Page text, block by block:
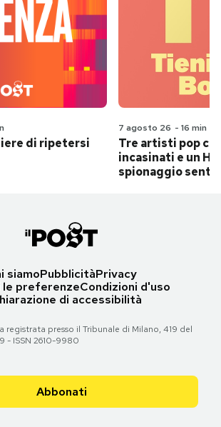
di ripetersi
7 agosto 26 - 16 min
Tre artisti pop
incasinati e un
spionaggio
siamoPubblicitàPrivacy
preferenzeCondizioni d'uso
di accessibilità
registrata presso il Tribunale di Milano, 419 del
- ISSN 2610-9980
Abbonati